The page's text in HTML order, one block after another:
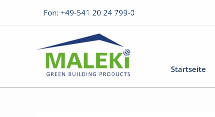
Fon: +49-541 20 24 799-0
Startseite